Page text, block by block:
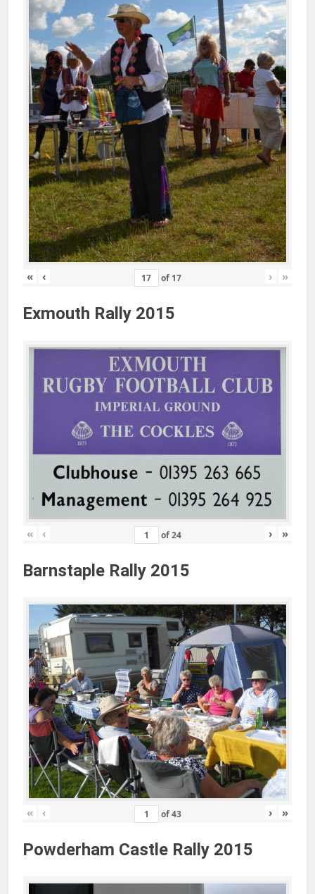
« ‹ of 17 › »
Exmouth Rally 2015
« ‹ of24 › »
Barnstaple Rally 2015
« ‹ of43 › »
Powderham Castle Rally 2015